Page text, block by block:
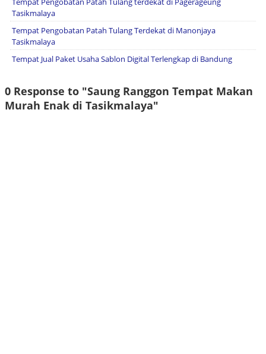
Tasikmalaya
Tempat Pengobatan Patah Tulang Terdekat di Manonjaya
Tasikmalaya
Tempat Jual Paket Usaha Sablon Digital Terlengkap di Bandung
0 Response to "Saung Ranggon Tempat Makan
Murah Enak di Tasikmalaya"